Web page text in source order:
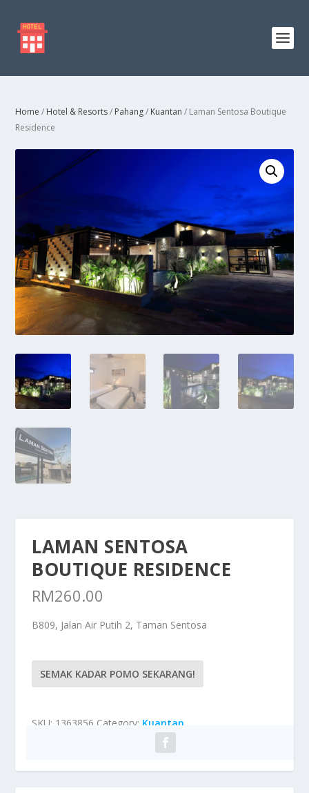
Home / Hotel & Resorts/ Pahang/ Kuantan / Laman Sentosa Boutique
Residence
LAMAN SENTOSA
BOUTIQUE RESIDENCE
RM260.00
B809, Jalan Air Putih 2, Taman Sentosa
SEMAK KADAR POMO SEKARANG!
SKU: 1363856 Category: Kuantan